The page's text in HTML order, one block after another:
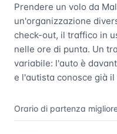
Prendere un volo da
un'organizzazione
check-out, il traffico in
nelle ore di punta. Un
variabile: l'auto è
e l'autista conosce già il
Orario di partenza